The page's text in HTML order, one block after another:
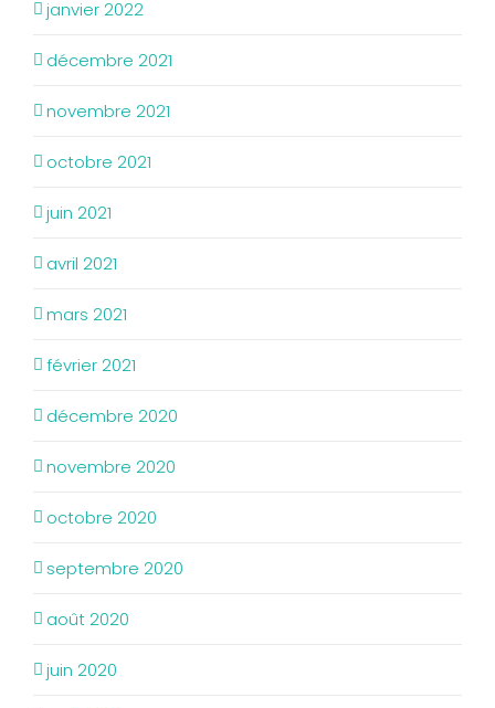
janvier 2022
décembre 2021
novembre 2021
octobre 2021
juin 2021
avril 2021
mars 2021
février 2021
décembre 2020
novembre 2020
octobre 2020
septembre 2020
août 2020
juin 2020